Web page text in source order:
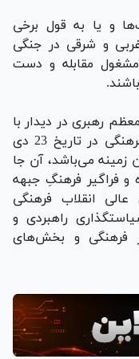
و یا به قول برخی
و شرقی در جنگی
مقابله و دست­‌
رهبری در دیدار با
رئیس و اعضای شورای عالی انقلاب فرهنگی در تاریخ 23 دی
این زمینه می­‌باشد، آن جا
و فراگیر فرهنگِ جبهه
انقلاب فرهنگی
راهبردی و
فرهنگی و بخش‌های